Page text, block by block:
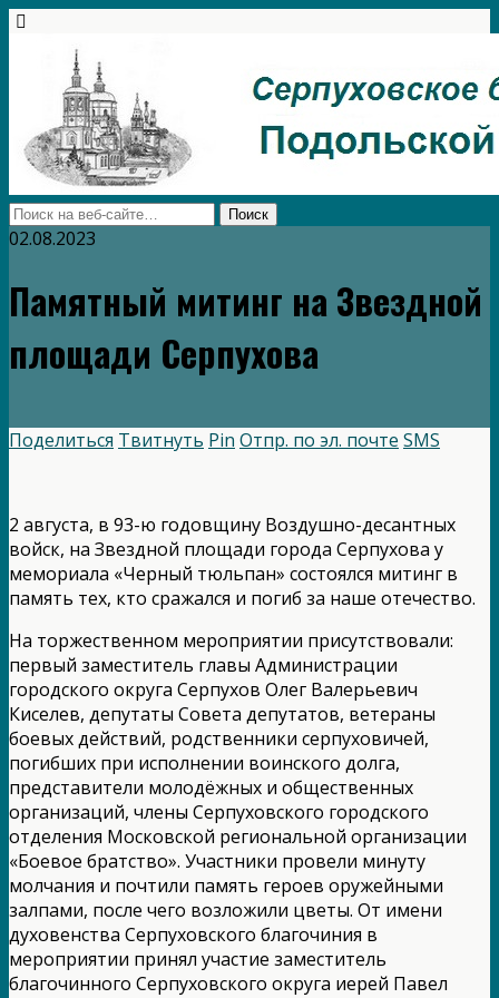
02.08.2023
Памятный митинг на Звездной
площади Серпухова
Поделиться Твитнуть Pin Отпр. по эл. почте SMS
2 августа, в 93-ю годовщину Воздушно-десантных
войск, на Звездной площади города Серпухова у
мемориала «Черный тюльпан» состоялся митинг в
память тех, кто сражался и погиб за наше отечество.
На торжественном мероприятии присутствовали:
первый заместитель главы Администрации
городского округа Серпухов Олег Валерьевич
Киселев, депутаты Совета депутатов, ветераны
боевых действий, родственники серпуховичей,
погибших при исполнении воинского долга,
представители молодёжных и общественных
организаций, члены Серпуховского городского
отделения Московской региональной организации
«Боевое братство». Участники провели минуту
молчания и почтили память героев оружейными
залпами, после чего возложили цветы. От имени
духовенства Серпуховского благочиния в
мероприятии принял участие заместитель
благочинного Серпуховского округа иерей Павел